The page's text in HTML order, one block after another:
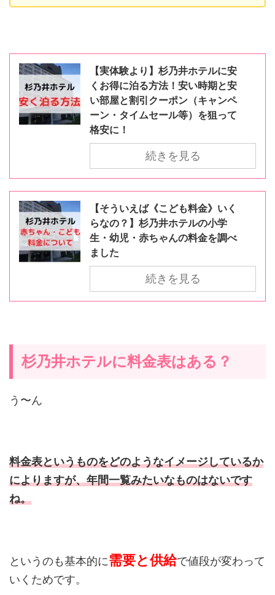
【実体験より】杉乃井ホテルに安
くお得に泊る方法！安い時期と安
い部屋と割引クーポン（キャンペ
ーン・タイムセール等）を狙って
格安に！
続きを見る
【そういえば《こども料金》いく
らなの？】杉乃井ホテルの小学
生・幼児・赤ちゃんの料金を調べ
ました
続きを見る
杉乃井ホテルに料金表はある？
う〜ん
料金表というものをどのようなイメージしているか
によりますが、年間一覧みたいなものはないです
ね。
というのも基本的に需要と供給で値段が変わって
いくためです。